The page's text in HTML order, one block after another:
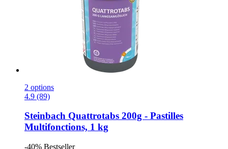
2 options
4.9 (89)
Steinbach Quattrotabs 200g -​ Pastilles
Multifonctions, 1 kg
-40% Bestseller